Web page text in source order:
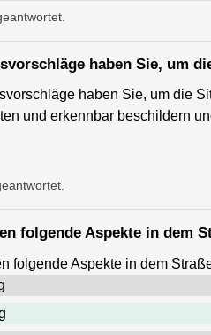
haben Sie, um
und erkennbar beschildern
folgende Aspekte in dem